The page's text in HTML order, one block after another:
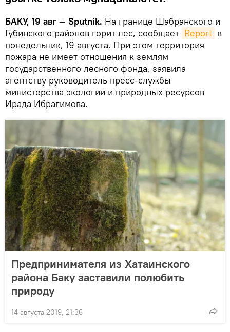
БАКУ, 19 авг — Sputnik. На границе Шабранского и
Губинского районов горит лес, сообщает Report в
понедельник, 19 августа. При этом территория
пожара не имеет отношения к землям
государственного лесного фонда, заявила
агентству руководитель пресс-службы
министерства экологии и природных ресурсов
Ирада Ибрагимова.
Предпринимателя из Хатаинского
района Баку заставили полюбить
природу
14 августа 2019, 21:36